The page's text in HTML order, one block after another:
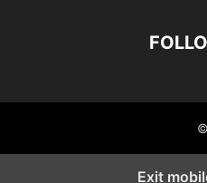
©
Exit